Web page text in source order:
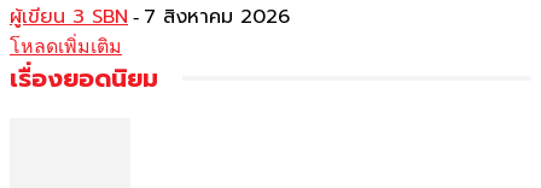
ผู้เขียน 3 SBN - 7 สิงหาคม 2026
โหลดเพิ่มเติม
เรื่องยอดนิยม